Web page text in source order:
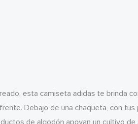
esta camiseta adidas te brinda
Debajo de una chaqueta, con
de algodón apoyan un cultivo